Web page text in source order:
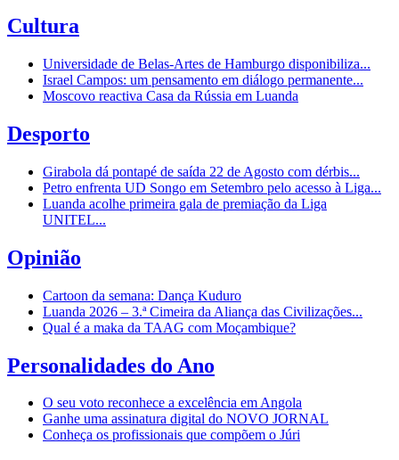
Cultura
Universidade de Belas-Artes de Hamburgo disponibiliza...
Israel Campos: um pensamento em diálogo permanente...
Moscovo reactiva Casa da Rússia em Luanda
Desporto
Girabola dá pontapé de saída 22 de Agosto com dérbis...
Petro enfrenta UD Songo em Setembro pelo acesso à Liga...
Luanda acolhe primeira gala de premiação da Liga
UNITEL...
Opinião
Cartoon da semana: Dança Kuduro
Luanda 2026 – 3.ª Cimeira da Aliança das Civilizações...
Qual é a maka da TAAG com Moçambique?
Personalidades do Ano
O seu voto reconhece a excelência em Angola
Ganhe uma assinatura digital do NOVO JORNAL
Conheça os profissionais que compõem o Júri